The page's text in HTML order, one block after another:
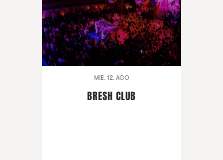
MIE. 12. AGO
BRESH CLUB